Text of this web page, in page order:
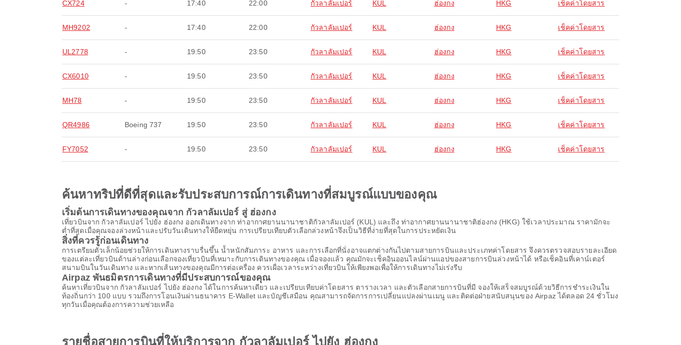
CX724 - 17:40 22:00 กัวลาลัมเปอร์ KUL ฮ่องกง HKG เช็คค่าโดยสาร
MH9202 - 17:40 22:00 กัวลาลัมเปอร์ KUL ฮ่องกง HKG เช็คค่าโดยสาร
UL2778 - 19:50 23:50 กัวลาลัมเปอร์ KUL ฮ่องกง HKG เช็คค่าโดยสาร
CX6010 - 19:50 23:50 กัวลาลัมเปอร์ KUL ฮ่องกง HKG เช็คค่าโดยสาร
MH78 - 19:50 23:50 กัวลาลัมเปอร์ KUL ฮ่องกง HKG เช็คค่าโดยสาร
QR4986 Boeing 737 19:50 23:50 กัวลาลัมเปอร์ KUL ฮ่องกง HKG เช็คค่าโดยสาร
FY7052 - 19:50 23:50 กัวลาลัมเปอร์ KUL ฮ่องกง HKG เช็คค่าโดยสาร
ค้นหาทริปที่ดีที่สุดและรับประสบการณ์การเดินทางที่สมบูรณ์แบบของคุณ
เริ่มต้นการเดินทางของคุณจาก กัวลาลัมเปอร์ สู่ ฮ่องกง
เที่ยวบินจาก กัวลาลัมเปอร์ ไปยัง ฮ่องกง ออกเดินทางจาก ท่าอากาศยานนานาชาติกัวลาลัมเปอร์ (KUL) และถึง ท่าอากาศยานนานาชาติฮ่องกง (HKG) ใช้เวลาประมาณ ราคามักจะ
ต่ำที่สุดเมื่อคุณจองล่วงหน้าและปรับวันเดินทางให้ยืดหยุ่น การเปรียบเทียบตัวเลือกล่วงหน้าจึงเป็นวิธีที่ง่ายที่สุดในการประหยัดเงิน
สิ่งที่ควรรู้ก่อนเดินทาง
การเตรียมตัวเล็กน้อยช่วยให้การเดินทางราบรื่นขึ้น น้ำหนักสัมภาระ อาหาร และการเลือกที่นั่งอาจแตกต่างกันไปตามสายการบินและประเภทค่าโดยสาร จึงควรตรวจสอบรายละเอียด
ของแต่ละเที่ยวบินด้านล่างก่อนเลือกจองเที่ยวบินที่เหมาะกับการเดินทางของคุณ เมื่อจองแล้ว คุณมักจะเช็คอินออนไลน์ผ่านแอปของสายการบินล่วงหน้าได้ หรือเช็คอินที่เคาน์เตอร์
สนามบินในวันเดินทาง และหากเส้นทางของคุณมีการต่อเครื่อง ควรเผื่อเวลาระหว่างเที่ยวบินให้เพียงพอเพื่อให้การเดินทางไม่เร่งรีบ
Airpaz พันธมิตรการเดินทางที่มีประสบการณ์ของคุณ
ค้นหาเที่ยวบินจาก กัวลาลัมเปอร์ ไปยัง ฮ่องกง ได้ในการค้นหาเดียว และเปรียบเทียบค่าโดยสาร ตารางเวลา และตัวเลือกสายการบินที่มี จองให้เสร็จสมบูรณ์ด้วยวิธีการชำระเงินใน
ท้องถิ่นกว่า 100 แบบ รวมถึงการโอนเงินผ่านธนาคาร E-Wallet และบัญชีเสมือน คุณสามารถจัดการการเปลี่ยนแปลงผ่านเมนู และติดต่อฝ่ายสนับสนุนของ Airpaz ได้ตลอด 24 ชั่วโมง
ทุกวันเมื่อคุณต้องการความช่วยเหลือ
รายชื่อสายการบินที่ให้บริการจาก กัวลาลัมเปอร์ ไปยัง ฮ่องกง